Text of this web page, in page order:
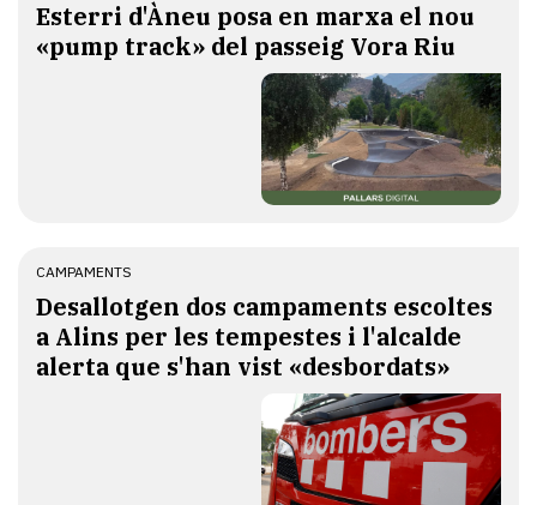
Esterri d'Àneu posa en marxa el nou
«pump track» del passeig Vora Riu
CAMPAMENTS
​Desallotgen dos campaments escoltes
a Alins per les tempestes i l'alcalde
alerta que s'han vist «desbordats»